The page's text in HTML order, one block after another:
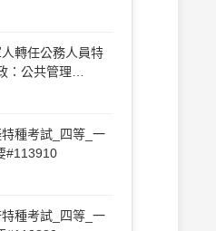
轉任公務人員特
：公共管理
種考試_四等_一
#113910
種考試_四等_一